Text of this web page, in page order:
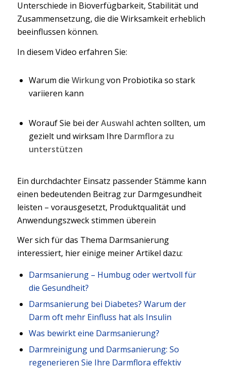
Unterschiede in Bioverfügbarkeit, Stabilität und
Zusammensetzung, die die Wirksamkeit erheblich
beeinflussen können.
In diesem Video erfahren Sie:
Warum die Wirkungvon Probiotika so stark
variieren kann
Worauf Sie bei derAuswahl achten sollten, um
gezielt und wirksam Ihre Darmflora zu
unterstützen
Ein durchdachter Einsatz passender Stämme kann
einen bedeutenden Beitrag zur Darmgesundheit
leisten – vorausgesetzt, Produktqualität und
Anwendungszweck stimmen überein
Wer sich für das Thema Darmsanierung
interessiert, hier einige meiner Artikel dazu:
Darmsanierung – Humbug oder wertvoll für
die Gesundheit?
Darmsanierung bei Diabetes? Warum der
Darm oft mehr Einfluss hat als Insulin
Was bewirkt eine Darmsanierung?
Darmreinigung und Darmsanierung: So
regenerieren Sie Ihre Darmflora effektiv